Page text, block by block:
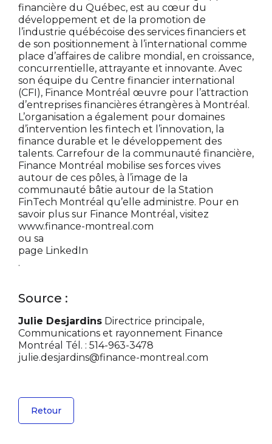
financière du Québec, est au cœur du
développement et de la promotion de
l’industrie québécoise des services financiers et
de son positionnement à l’international comme
place d’affaires de calibre mondial, en croissance,
concurrentielle, attrayante et innovante. Avec
son équipe du Centre financier international
(CFI), Finance Montréal œuvre pour l’attraction
d’entreprises financières étrangères à Montréal.
L’organisation a également pour domaines
d’intervention les fintech et l’innovation, la
finance durable et le développement des
talents. Carrefour de la communauté financière,
Finance Montréal mobilise ses forces vives
autour de ces pôles, à l’image de la
communauté bâtie autour de la Station
FinTech Montréal qu’elle administre. Pour en
savoir plus sur Finance Montréal, visitez
www.finance-montreal.com
ou sa
page LinkedIn
.
Source :
Julie Desjardins Directrice principale,
Communications et rayonnement Finance
Montréal Tél. : 514-963-3478
julie.desjardins@finance-montreal.com
Retour